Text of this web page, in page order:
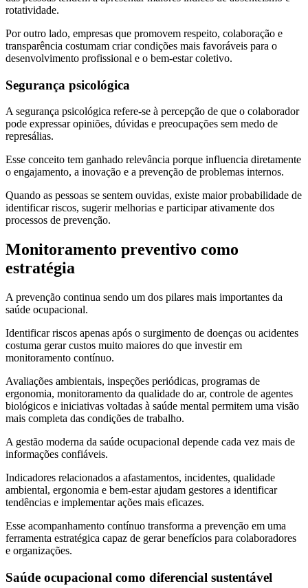
rotatividade.
Por outro lado, empresas que promovem respeito, colaboração e
transparência costumam criar condições mais favoráveis para o
desenvolvimento profissional e o bem-estar coletivo.
Segurança psicológica
A segurança psicológica refere-se à percepção de que o colaborador
pode expressar opiniões, dúvidas e preocupações sem medo de
represálias.
Esse conceito tem ganhado relevância porque influencia diretamente
o engajamento, a inovação e a prevenção de problemas internos.
Quando as pessoas se sentem ouvidas, existe maior probabilidade de
identificar riscos, sugerir melhorias e participar ativamente dos
processos de prevenção.
Monitoramento preventivo como
estratégia
A prevenção continua sendo um dos pilares mais importantes da
saúde ocupacional.
Identificar riscos apenas após o surgimento de doenças ou acidentes
costuma gerar custos muito maiores do que investir em
monitoramento contínuo.
Avaliações ambientais, inspeções periódicas, programas de
ergonomia, monitoramento da qualidade do ar, controle de agentes
biológicos e iniciativas voltadas à saúde mental permitem uma visão
mais completa das condições de trabalho.
A gestão moderna da saúde ocupacional depende cada vez mais de
informações confiáveis.
Indicadores relacionados a afastamentos, incidentes, qualidade
ambiental, ergonomia e bem-estar ajudam gestores a identificar
tendências e implementar ações mais eficazes.
Esse acompanhamento contínuo transforma a prevenção em uma
ferramenta estratégica capaz de gerar benefícios para colaboradores
e organizações.
Saúde ocupacional como diferencial sustentável